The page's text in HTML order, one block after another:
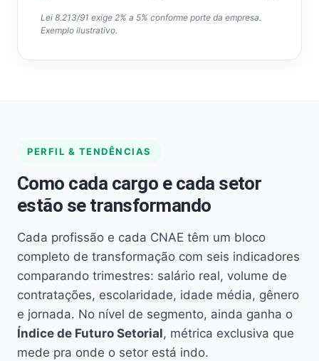
Lei 8.213/91 exige 2% a 5% conforme porte da empresa.
Exemplo ilustrativo.
PERFIL & TENDÊNCIAS
Como cada cargo e cada setor
estão se transformando
Cada profissão e cada CNAE têm um bloco
completo de transformação com seis indicadores
comparando trimestres: salário real, volume de
contratações, escolaridade, idade média, gênero
e jornada. No nível de segmento, ainda ganha o
Índice de Futuro Setorial, métrica exclusiva que
mede pra onde o setor está indo.